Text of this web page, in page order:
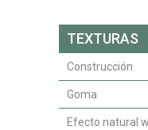
TEXTURAS
Construcción
Goma
Efecto natural